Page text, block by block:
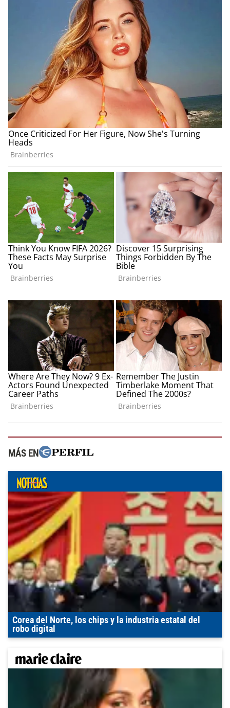
MÁS EN
Corea del Norte, los chips y la industria estatal del
robo digital